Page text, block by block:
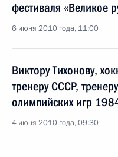
фестиваля «Великое
6 июня 2010 года, 11:00
Виктору Тихонову,
тренеру СССР,
олимпийских игр
4 июня 2010 года, 09:30